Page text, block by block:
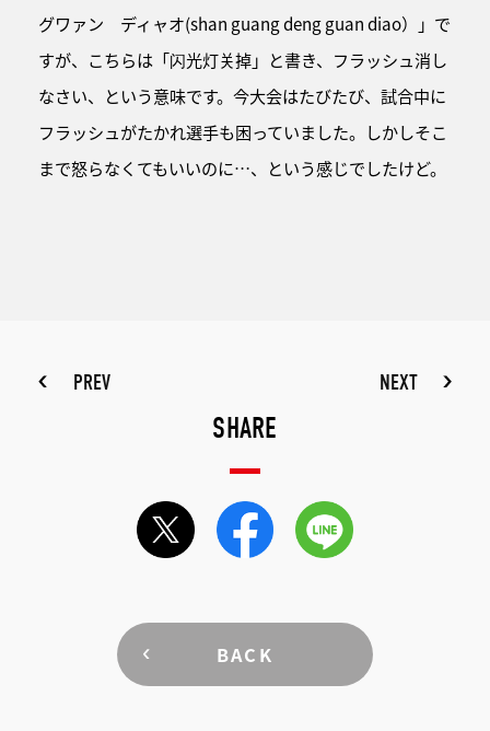
グワァン ディャオ(shan guang deng guan diao）」で
すが、こちらは「闪光灯关掉」と書き、フラッシュ消し
なさい、という意味です。今大会はたびたび、試合中に
フラッシュがたかれ選手も困っていました。しかしそこ
まで怒らなくてもいいのに…、という感じでしたけど。
PREV NEXT
SHARE
BACK